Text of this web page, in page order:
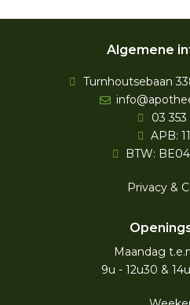
Algemene
Turnhoutsebaan
03 353
APB:
BTW: BE04
Privacy &
Maandag
9u - 12u30 &